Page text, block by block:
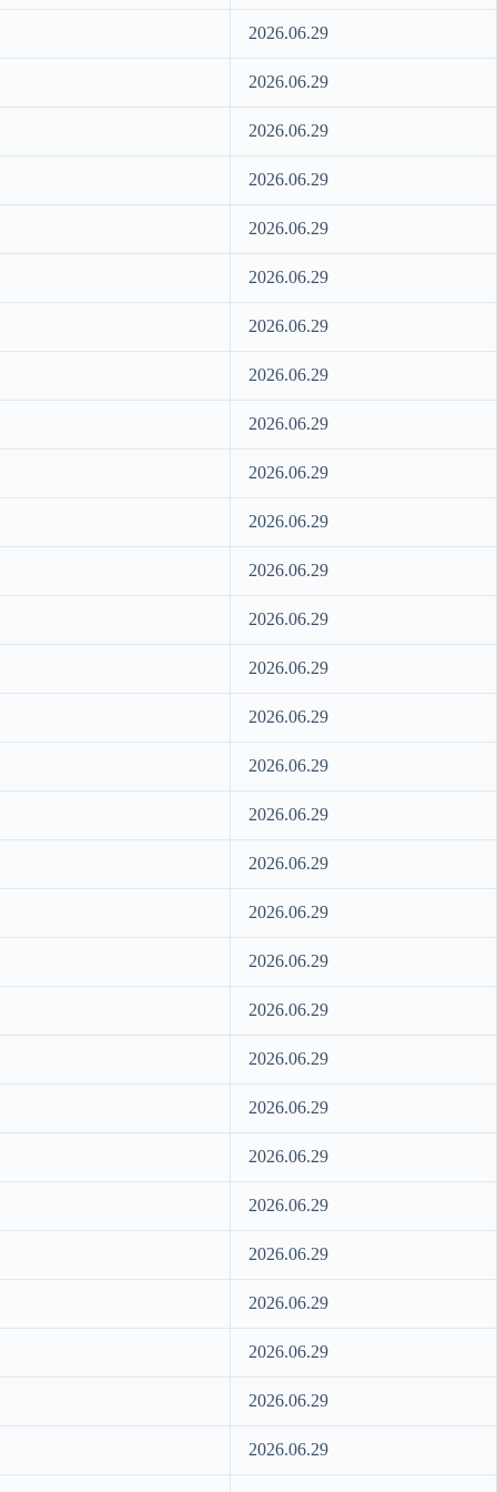
2026.06.29
2026.06.29
2026.06.29
2026.06.29
2026.06.29
2026.06.29
2026.06.29
2026.06.29
2026.06.29
2026.06.29
2026.06.29
2026.06.29
2026.06.29
2026.06.29
2026.06.29
2026.06.29
2026.06.29
2026.06.29
2026.06.29
2026.06.29
2026.06.29
2026.06.29
2026.06.29
2026.06.29
2026.06.29
2026.06.29
2026.06.29
2026.06.29
2026.06.29
2026.06.29